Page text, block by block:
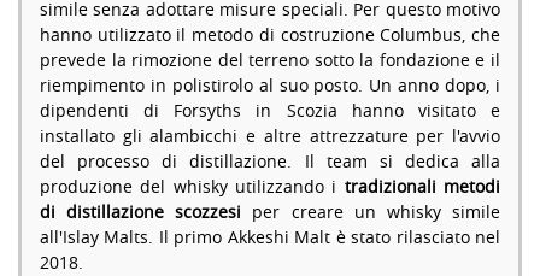
simile senza adottare misure speciali. Per questo motivo
hanno utilizzato il metodo di costruzione Columbus, che
prevede la rimozione del terreno sotto la fondazione e il
riempimento in polistirolo al suo posto. Un anno dopo, i
dipendenti di Forsyths in Scozia hanno visitato e
installato gli alambicchi e altre attrezzature per l'avvio
del processo di distillazione. Il team si dedica alla
produzione del whisky utilizzando i tradizionali metodi
di distillazione scozzesi per creare un whisky simile
all'Islay Malts. Il primo Akkeshi Malt è stato rilasciato nel
2018.